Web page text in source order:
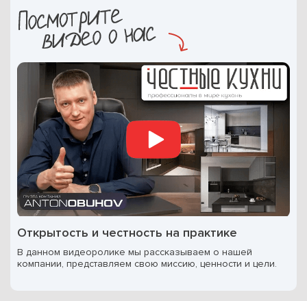
Открытость и честность на практике
В данном видеоролике мы рассказываем о нашей
компании, представляем свою миссию, ценности и цели.